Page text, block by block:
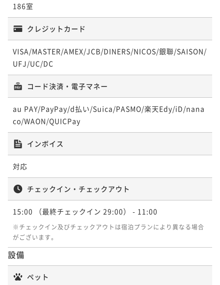
186室
クレジットカード
VISA/MASTER/AMEX/JCB/DINERS/NICOS/銀聯/SAISON/
UFJ/UC/DC
コード決済・電子マネー
au PAY/PayPay/d払い/Suica/PASMO/楽天Edy/iD/nana
co/WAON/QUICPay
インボイス
対応
チェックイン・チェックアウト
15:00 （最終チェックイン 29:00） - 11:00
※チェックイン及びチェックアウトは宿泊プランにより異なる場合
がございます。
設備
ペット